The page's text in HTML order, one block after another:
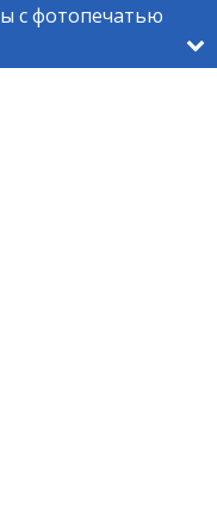
с фотопечатью